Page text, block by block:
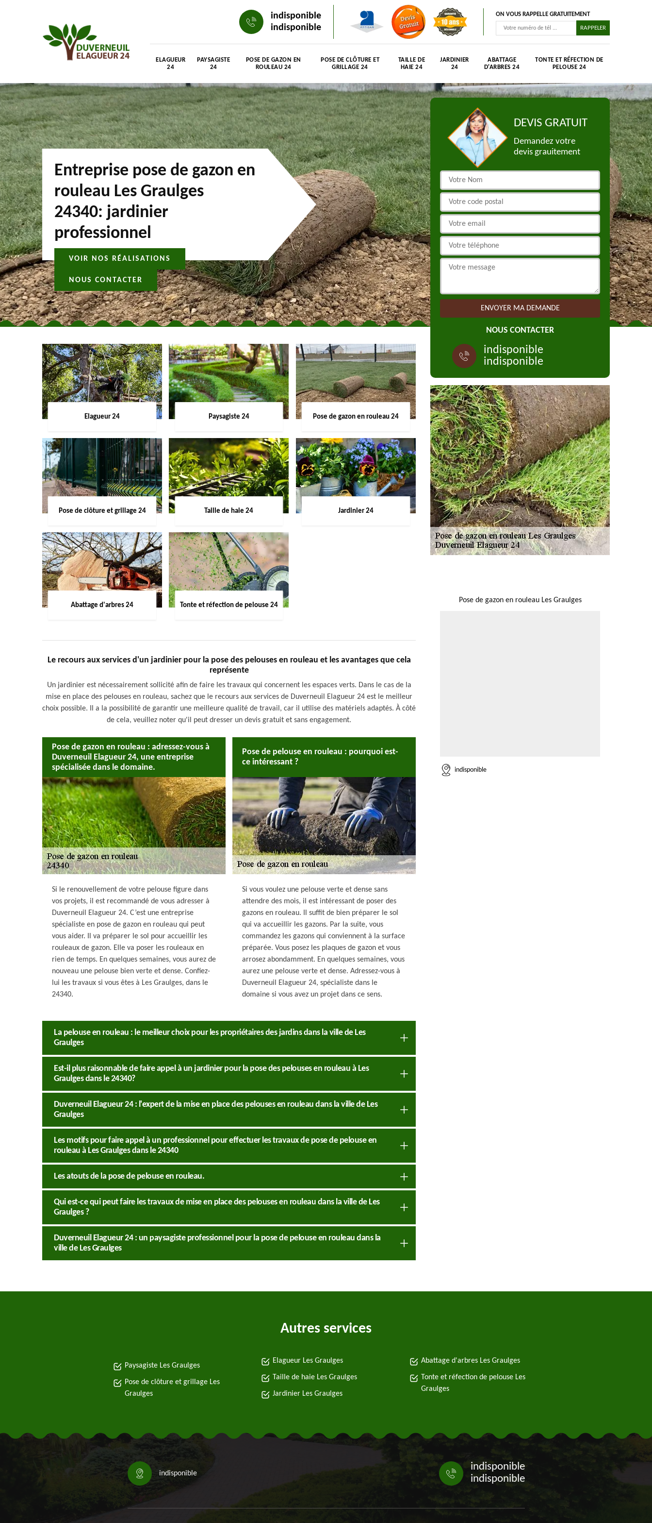
indisponible
indisponible
ON VOUS RAPPELLE GRATUITEMENT
ELAGUEUR
24
PAYSAGISTE
24
POSE DE GAZON EN
ROULEAU 24
POSE DE CLÔTURE ET
GRILLAGE 24
TAILLE DE
HAIE 24
JARDINIER
24
ABATTAGE
D'ARBRES 24
TONTE ET RÉFECTION DE
PELOUSE 24
Entreprise pose de gazon en
rouleau Les Graulges
24340: jardinier
professionnel
VOIR NOS RÉALISATIONS
NOUS CONTACTER
Elagueur 24 Paysagiste 24 Pose de gazon en rouleau 24
Pose de clôture et grillage 24 Taille de haie 24 Jardinier 24
Abattage d'arbres 24 Tonte et réfection de pelouse 24
Le recours aux services d'un jardinier pour la pose des pelouses en rouleau et les avantages que cela
représente
Un jardinier est nécessairement sollicité afin de faire les travaux qui concernent les espaces verts. Dans le cas de la
mise en place des pelouses en rouleau, sachez que le recours aux services de Duverneuil Elagueur 24 est le meilleur
choix possible. Il a la possibilité de garantir une meilleure qualité de travail, car il utilise des matériels adaptés. À côté
de cela, veuillez noter qu'il peut dresser un devis gratuit et sans engagement.
Pose de gazon en rouleau : adressez-vous à
Duverneuil Elagueur 24, une entreprise
spécialisée dans le domaine.
Si le renouvellement de votre pelouse figure dans
vos projets, il est recommandé de vous adresser à
Duverneuil Elagueur 24. C’est une entreprise
spécialiste en pose de gazon en rouleau qui peut
vous aider. Il va préparer le sol pour accueillir les
rouleaux de gazon. Elle va poser les rouleaux en
rien de temps. En quelques semaines, vous aurez de
nouveau une pelouse bien verte et dense. Confiez-
lui les travaux si vous êtes à Les Graulges, dans le
24340.
Pose de pelouse en rouleau : pourquoi est-
ce intéressant ?
Si vous voulez une pelouse verte et dense sans
attendre des mois, il est intéressant de poser des
gazons en rouleau. Il suffit de bien préparer le sol
qui va accueillir les gazons. Par la suite, vous
commandez les gazons qui conviennent à la surface
préparée. Vous posez les plaques de gazon et vous
arrosez abondamment. En quelques semaines, vous
aurez une pelouse verte et dense. Adressez-vous à
Duverneuil Elagueur 24, spécialiste dans le
domaine si vous avez un projet dans ce sens.
La pelouse en rouleau : le meilleur choix pour les propriétaires des jardins dans la ville de Les
Graulges
Est-il plus raisonnable de faire appel à un jardinier pour la pose des pelouses en rouleau à Les
Graulges dans le 24340?
Duverneuil Elagueur 24 : l'expert de la mise en place des pelouses en rouleau dans la ville de Les
Graulges
Les motifs pour faire appel à un professionnel pour effectuer les travaux de pose de pelouse en
rouleau à Les Graulges dans le 24340
Les atouts de la pose de pelouse en rouleau.
Qui est-ce qui peut faire les travaux de mise en place des pelouses en rouleau dans la ville de Les
Graulges ?
Duverneuil Elagueur 24 : un paysagiste professionnel pour la pose de pelouse en rouleau dans la
ville de Les Graulges
DEVIS GRATUIT
Demandez votre
devis grauitement
NOUS CONTACTER
indisponible
indisponible
Pose de gazon en rouleau Les Graulges
indisponible
Autres services
Paysagiste Les Graulges
Pose de clôture et grillage Les
Graulges
Elagueur Les Graulges
Taille de haie Les Graulges
Jardinier Les Graulges
Abattage d'arbres Les Graulges
Tonte et réfection de pelouse Les
Graulges
indisponible
indisponible
indisponible